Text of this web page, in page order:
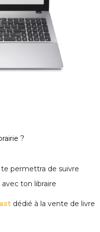
?
te permettra de suivre
ton libraire
dédié à la vente de livre